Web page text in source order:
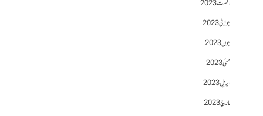
اگست 2023
جولائی 2023
جون 2023
مئی 2023
اپریل 2023
مارچ 2023